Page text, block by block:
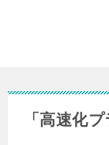
「高速化